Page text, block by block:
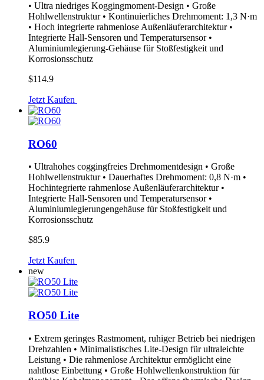
• Ultra niedriges Koggingmoment-Design • Große
Hohlwellenstruktur • Kontinuierliches Drehmoment: 1,3 N·m
• Hoch integrierte rahmenlose Außenläuferarchitektur •
Integrierte Hall-Sensoren und Temperatursensor •
Aluminiumlegierung-Gehäuse für Stoßfestigkeit und
Korrosionsschutz
$114.9
Jetzt Kaufen
RO60
• Ultrahohes coggingfreies Drehmomentdesign • Große
Hohlwellenstruktur • Dauerhaftes Drehmoment: 0,8 N·m •
Hochintegrierte rahmenlose Außenläuferarchitektur •
Integrierte Hall-Sensoren und Temperatursensor •
Aluminiumlegierungengehäuse für Stoßfestigkeit und
Korrosionsschutz
$85.9
Jetzt Kaufen
new
RO50 Lite
• Extrem geringes Rastmoment, ruhiger Betrieb bei niedrigen
Drehzahlen • Minimalistisches Lite-Design für ultraleichte
Leistung • Die rahmenlose Architektur ermöglicht eine
nahtlose Einbettung • Große Hohlwellenkonstruktion für